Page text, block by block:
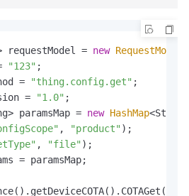
requestModel = new RequestModel
"123" ;
=
"thing.config.get" ;
=
"1.0" ;
paramsMap = new HashMap
, "product" );
, "file" );
= paramsMap;